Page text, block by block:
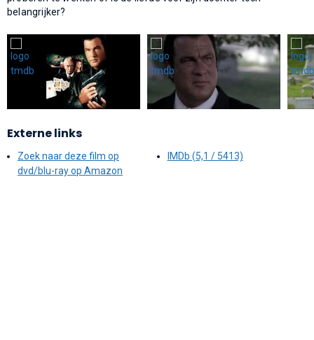
belangrijker?
Externe links
Zoek naar deze film op
dvd/blu-ray op Amazon
IMDb (5,1 / 5413)